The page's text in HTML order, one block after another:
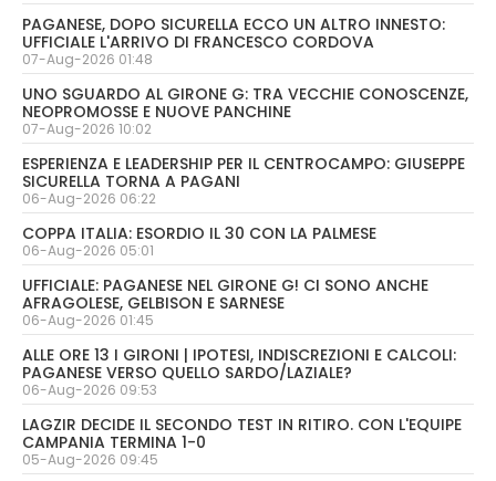
PAGANESE, DOPO SICURELLA ECCO UN ALTRO INNESTO:
UFFICIALE L'ARRIVO DI FRANCESCO CORDOVA
07-Aug-2026 01:48
UNO SGUARDO AL GIRONE G: TRA VECCHIE CONOSCENZE,
NEOPROMOSSE E NUOVE PANCHINE
07-Aug-2026 10:02
ESPERIENZA E LEADERSHIP PER IL CENTROCAMPO: GIUSEPPE
SICURELLA TORNA A PAGANI
06-Aug-2026 06:22
COPPA ITALIA: ESORDIO IL 30 CON LA PALMESE
06-Aug-2026 05:01
UFFICIALE: PAGANESE NEL GIRONE G! CI SONO ANCHE
AFRAGOLESE, GELBISON E SARNESE
06-Aug-2026 01:45
ALLE ORE 13 I GIRONI | IPOTESI, INDISCREZIONI E CALCOLI:
PAGANESE VERSO QUELLO SARDO/LAZIALE?
06-Aug-2026 09:53
LAGZIR DECIDE IL SECONDO TEST IN RITIRO. CON L'EQUIPE
CAMPANIA TERMINA 1-0
05-Aug-2026 09:45